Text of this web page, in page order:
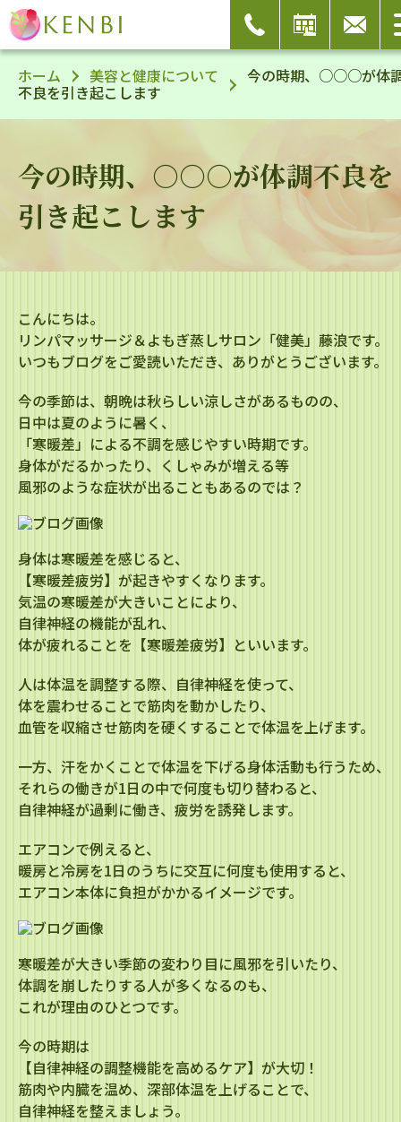
ホーム 美容と健康について 今の時期、○○○が体
不良を引き起こします
今の時期、○○○が体調不良を
引き起こします
こんにちは。
リンパマッサージ＆よもぎ蒸しサロン「健美」藤浪です。
いつもブログをご愛読いただき、ありがとうございます。
今の季節は、朝晩は秋らしい涼しさがあるものの、
日中は夏のように暑く、
「寒暖差」による不調を感じやすい時期です。
身体がだるかったり、くしゃみが増える等
風邪のような症状が出ることもあるのでは？
身体は寒暖差を感じると、
【寒暖差疲労】が起きやすくなります。
気温の寒暖差が大きいことにより、
自律神経の機能が乱れ、
体が疲れることを【寒暖差疲労】といいます。
人は体温を調整する際、自律神経を使って、
体を震わせることで筋肉を動かしたり、
血管を収縮させ筋肉を硬くすることで体温を上げます。
一方、汗をかくことで体温を下げる身体活動も行うため、
それらの働きが1日の中で何度も切り替わると、
自律神経が過剰に働き、疲労を誘発します。
エアコンで例えると、
暖房と冷房を1日のうちに交互に何度も使用すると、
エアコン本体に負担がかかるイメージです。
寒暖差が大きい季節の変わり目に風邪を引いたり、
体調を崩したりする人が多くなるのも、
これが理由のひとつです。
今の時期は
【自律神経の調整機能を高めるケア】が大切！
筋肉や内臓を温め、深部体温を上げることで、
自律神経を整えましょう。